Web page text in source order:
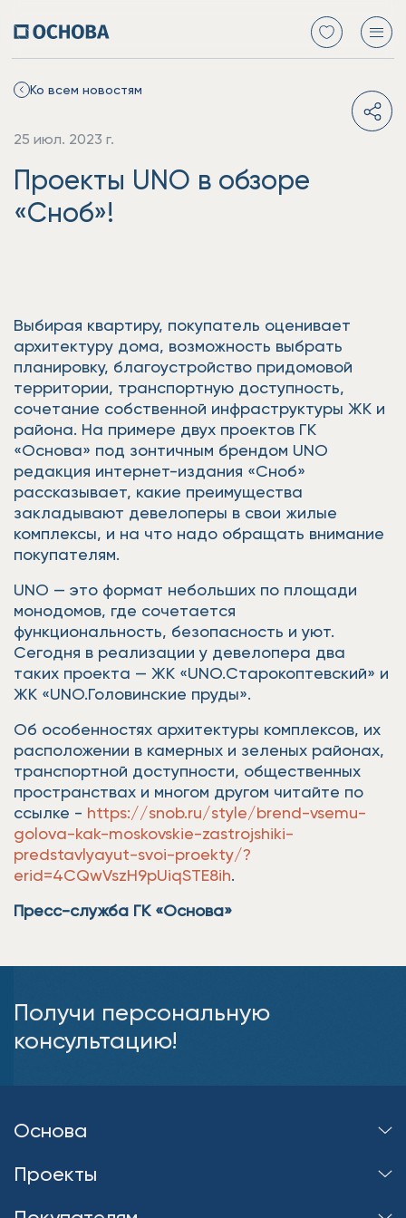
Ко всем новостям
25 июл. 2023 г.
Проекты UNO в обзоре
«Сноб»!
Выбирая квартиру, покупатель оценивает
архитектуру дома, возможность выбрать
планировку, благоустройство придомовой
территории, транспортную доступность,
сочетание собственной инфраструктуры ЖК и
района. На примере двух проектов ГК
«Основа» под зонтичным брендом UNO
редакция интернет-издания «Сноб»
рассказывает, какие преимущества
закладывают девелоперы в свои жилые
комплексы, и на что надо обращать внимание
покупателям.
UNO — это формат небольших по площади
монодомов, где сочетается
функциональность, безопасность и уют.
Сегодня в реализации у девелопера два
таких проекта — ЖК «UNO.Старокоптевский» и
ЖК «UNO.Головинские пруды».
Об особенностях архитектуры комплексов, их
расположении в камерных и зеленых районах,
транспортной доступности, общественных
пространствах и многом другом читайте по
ссылке - https://snob.ru/style/brend-vsemu-
golova-kak-moskovskie-zastrojshiki-
predstavlyayut-svoi-proekty/?
erid=4CQwVszH9pUiqSTE8ih.
Пресс-служба ГК «Основа»
Получи персональную
консультацию!
Основа
Проекты